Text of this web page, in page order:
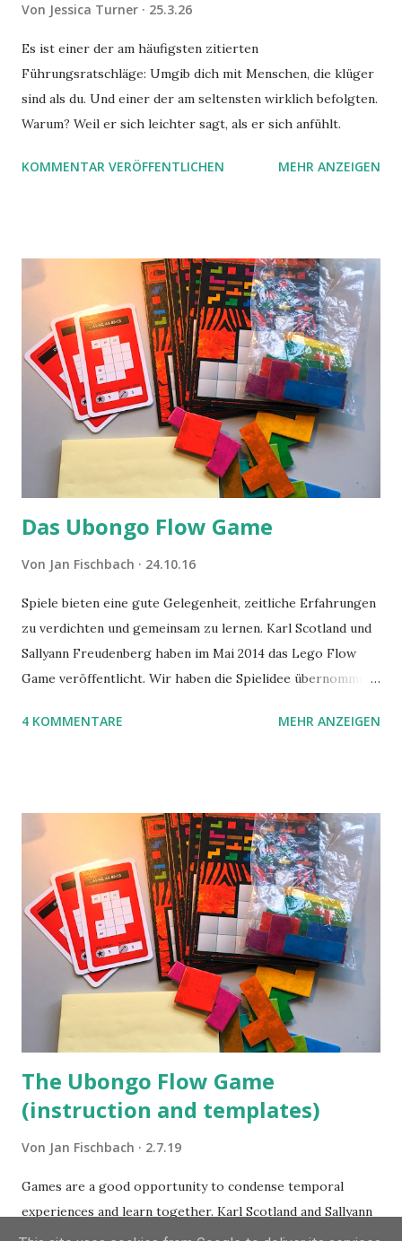
Von Jessica Turner 25.3.26
Es ist einer der am häufigsten zitierten
Führungsratschläge: Umgib dich mit Menschen, die klüger
sind als du. Und einer der am seltensten wirklich befolgten.
Warum? Weil er sich leichter sagt, als er sich anfühlt.
KOMMENTAR VERÖFFENTLICHEN MEHR ANZEIGEN
Das Ubongo Flow Game
Von Jan Fischbach 24.10.16
Spiele bieten eine gute Gelegenheit, zeitliche Erfahrungen
zu verdichten und gemeinsam zu lernen. Karl Scotland und
Sallyann Freudenberg haben im Mai 2014 das Lego Flow
Game veröffentlicht. Wir haben die Spielidee übernommen,
benutzen wir Material aus Grzegorz Rejchtmans Ubongo-
4 KOMMENTARE MEHR ANZEIGEN
The Ubongo Flow Game
(instruction and templates)
Von Jan Fischbach 2.7.19
Games are a good opportunity to condense temporal
experiences and learn together. Karl Scotland and Sallyann
Freudenberg published their Lego Flow Game in May 2014.